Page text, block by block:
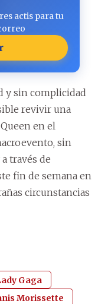
actis para tu
y sin complicidad
revivir una
en el
sin
través de
fin de semana en
circunstancias
Gaga
Morissette